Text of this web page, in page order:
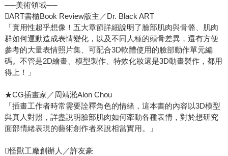
──美術領域──
ART書櫃Book Review版主／Dr. Black ART
「實用性超乎想像！五大章節詳細說明了臉部肌肉與骨骼、肌肉
群如何運動造成表情變化，以及不同人種的頭骨差異，還有方便
參考的大量表情照片集、可配合3D軟體使用的臉部動作單元編
碼。不管是2D繪畫、模型製作、特效化妝還是3D動畫製作，都用
得上！」
★CG插畫家／周靖淞Alon Chou
「插畫工作者時常需要詮釋角色的情緒，這本書的內容以3D模型
與真人對照，詳盡說明臉部肌肉如何牽動各種表情，對於想研究
面部情緒表現的藝術創作者來說相當實用。」
怪獸工廠創辦人／許友豪